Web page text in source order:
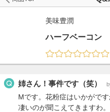
美味豊潤
ハーフベーコン
姉さん！事件です（笑）
Mです。花粉症はいかがで
凄いのが聞こえてきますわ